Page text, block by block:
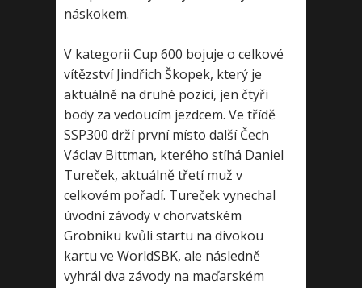
náskokem.
V kategorii Cup 600 bojuje o celkové
vítězství Jindřich Škopek, který je
aktuálně na druhé pozici, jen čtyři
body za vedoucím jezdcem. Ve třídě
SSP300 drží první místo další Čech
Václav Bittman, kterého stíhá Daniel
Tureček, aktuálně třetí muž v
celkovém pořadí. Tureček vynechal
úvodní závody v chorvatském
Grobniku kvůli startu na divokou
kartu ve WorldSBK, ale následně
vyhrál dva závody na maďarském